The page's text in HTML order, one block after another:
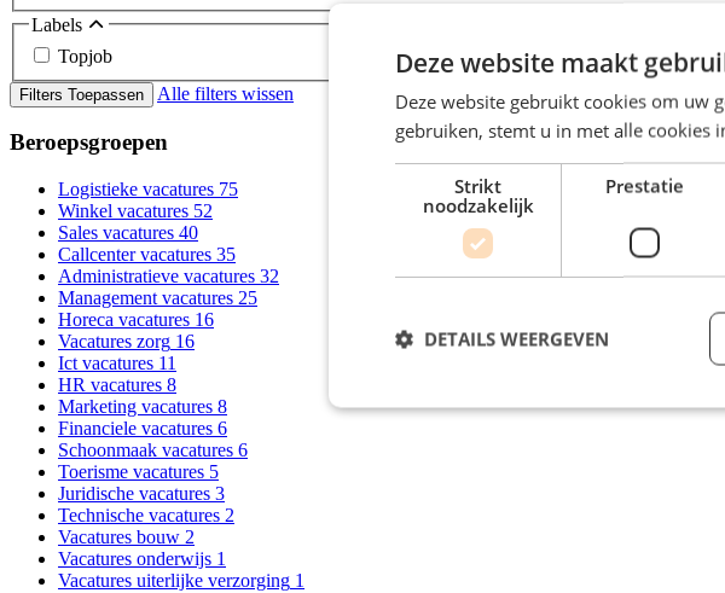
Labels
Topjob
Filters Toepassen Alle filters wissen
Beroepsgroepen
Logistieke vacatures 75
Winkel vacatures 52
Sales vacatures 40
Callcenter vacatures 35
Administratieve vacatures 32
Management vacatures 25
Horeca vacatures 16
Vacatures zorg 16
Ict vacatures 11
HR vacatures 8
Marketing vacatures 8
Financiele vacatures 6
Schoonmaak vacatures 6
Toerisme vacatures 5
Juridische vacatures 3
Technische vacatures 2
Vacatures bouw 2
Vacatures onderwijs 1
Vacatures uiterlijke verzorging 1
Deze website maakt
Deze website gebruikt cookies om uw
gebruiken, stemt u in met alle cookies
Strikt
noodzakelijk
Prestatie
DETAILS WEERGEVEN